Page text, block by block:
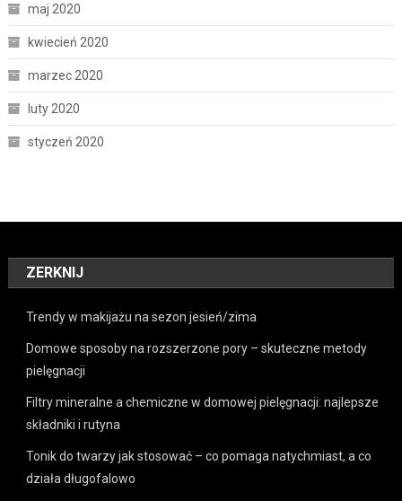
maj 2020
kwiecień 2020
marzec 2020
luty 2020
styczeń 2020
ZERKNIJ
Trendy w makijażu na sezon jesień/zima
Domowe sposoby na rozszerzone pory – skuteczne metody
pielęgnacji
Filtry mineralne a chemiczne w domowej pielęgnacji: najlepsze
składniki i rutyna
Tonik do twarzy jak stosować – co pomaga natychmiast, a co
działa długofalowo